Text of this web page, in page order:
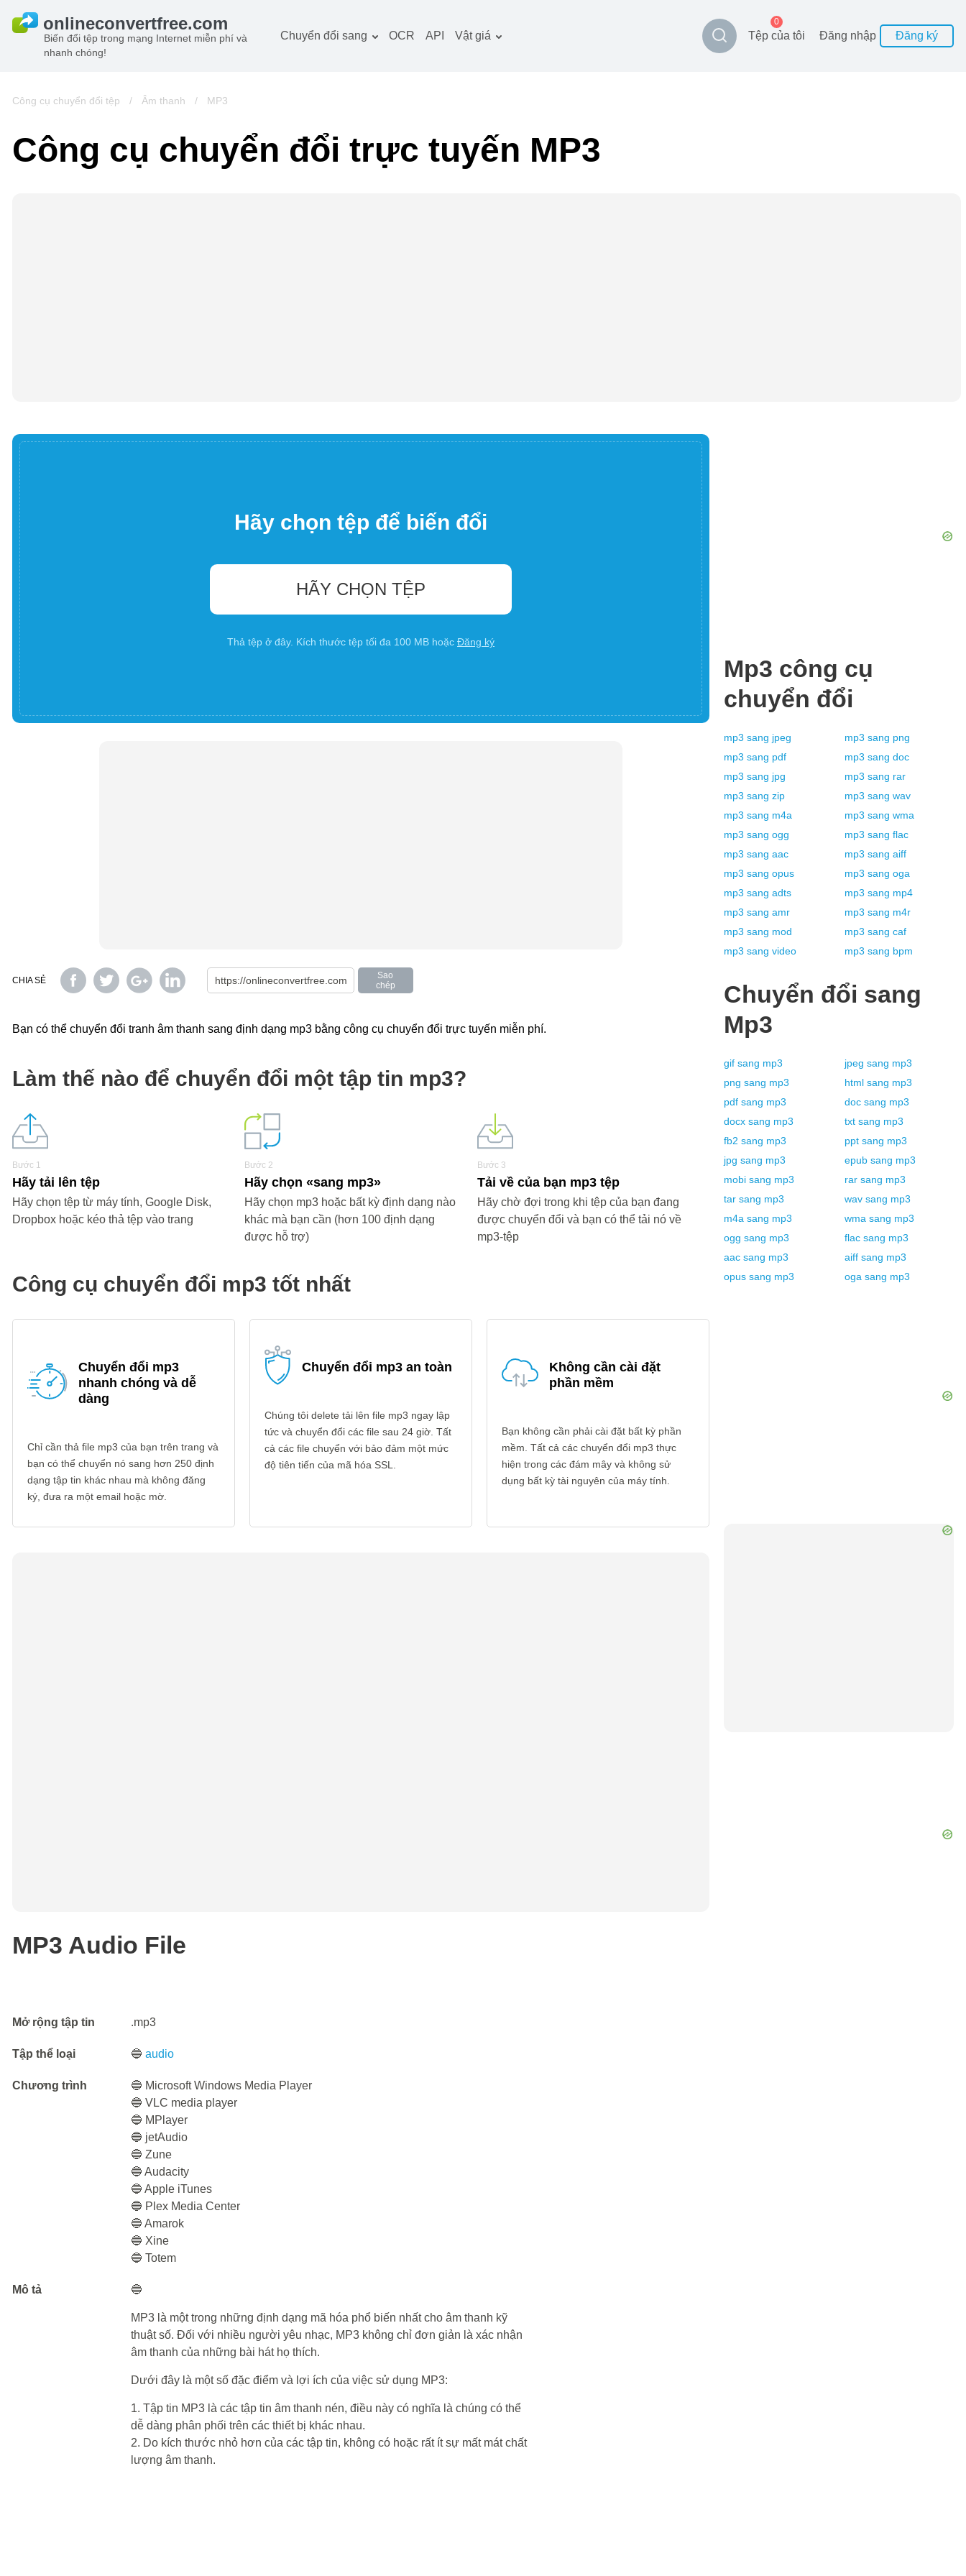
Biến đổi tệp trong mạng Internet miễn phí và
nhanh chóng!
Chuyển đổi sang
Âm thanh công cụ
chuyển đổi
OCR API Vật giá Tệp của tôi
0
Đăng nhập Đăng ký
Công cụ chuyển đổi tệp / Âm thanh / MP3
Công cụ chuyển đổi trực tuyến MP3
Hãy chọn tệp để biến đổi
HÃY CHỌN TỆP
Thả tệp ở đây. Kích thước tệp tối đa 100 MB hoặc Đăng ký
CHIA SẺ
Sao
chép
Bạn có thể chuyển đổi tranh âm thanh sang định dạng mp3 bằng công cụ chuyển đổi trực tuyến miễn phí.
Làm thế nào để chuyển đổi một tập tin mp3?
Bước 1
Hãy tải lên tệp
Hãy chọn tệp từ máy tính, Google Disk,
Dropbox hoặc kéo thả tệp vào trang
Bước 2
Hãy chọn «sang mp3»
Hãy chọn mp3 hoặc bất kỳ định dạng nào
khác mà bạn cần (hơn 100 định dạng
được hỗ trợ)
Bước 3
Tải về của bạn mp3 tệp
Hãy chờ đợi trong khi tệp của bạn đang
được chuyển đổi và bạn có thể tải nó về
mp3-tệp
Công cụ chuyển đổi mp3 tốt nhất
Chuyển đổi mp3
nhanh chóng và dễ
dàng
Chỉ cần thả file mp3 của bạn trên trang và
bạn có thể chuyển nó sang hơn 250 định
dạng tập tin khác nhau mà không đăng
ký, đưa ra một email hoặc mờ.
Chuyển đổi mp3 an toàn
Chúng tôi delete tải lên file mp3 ngay lập
tức và chuyển đổi các file sau 24 giờ. Tất
cả các file chuyển với bảo đảm một mức
độ tiên tiến của mã hóa SSL.
Không cần cài đặt
phần mềm
Bạn không cần phải cài đặt bất kỳ phần
mềm. Tất cả các chuyển đổi mp3 thực
hiện trong các đám mây và không sử
dụng bất kỳ tài nguyên của máy tính.
MP3 Audio File
Mở rộng tập tin .mp3
Tập thể loại 🔵audio
Chương trình
🔵 Microsoft Windows Media Player
🔵 VLC media player
🔵 MPlayer
🔵 jetAudio
🔵 Zune
🔵 Audacity
🔵 Apple iTunes
🔵 Plex Media Center
🔵 Amarok
🔵 Xine
🔵 Totem
Mô tả 🔵
MP3 là một trong những định dạng mã hóa phổ biến nhất cho âm thanh kỹ
thuật số. Đối với nhiều người yêu nhạc, MP3 không chỉ đơn giản là xác nhận
âm thanh của những bài hát họ thích.
Dưới đây là một số đặc điểm và lợi ích của việc sử dụng MP3:
1. Tập tin MP3 là các tập tin âm thanh nén, điều này có nghĩa là chúng có thể
dễ dàng phân phối trên các thiết bị khác nhau.
2. Do kích thước nhỏ hơn của các tập tin, không có hoặc rất ít sự mất mát chất
lượng âm thanh.
Mp3 công cụ
chuyển đổi
mp3 sang jpeg mp3 sang png
mp3 sang pdf mp3 sang doc
mp3 sang jpg mp3 sang rar
mp3 sang zip mp3 sang wav
mp3 sang m4a mp3 sang wma
mp3 sang ogg mp3 sang flac
mp3 sang aac mp3 sang aiff
mp3 sang opus mp3 sang oga
mp3 sang adts mp3 sang mp4
mp3 sang amr mp3 sang m4r
mp3 sang mod mp3 sang caf
mp3 sang video mp3 sang bpm
Chuyển đổi sang
Mp3
gif sang mp3 jpeg sang mp3
png sang mp3 html sang mp3
pdf sang mp3 doc sang mp3
docx sang mp3 txt sang mp3
fb2 sang mp3 ppt sang mp3
jpg sang mp3 epub sang mp3
mobi sang mp3 rar sang mp3
tar sang mp3 wav sang mp3
m4a sang mp3 wma sang mp3
ogg sang mp3 flac sang mp3
aac sang mp3 aiff sang mp3
opus sang mp3 oga sang mp3